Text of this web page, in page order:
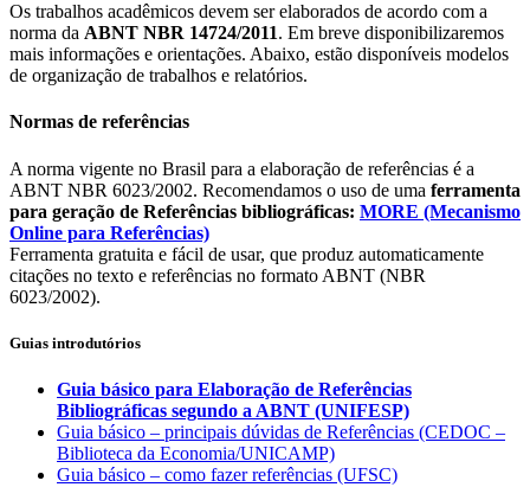
Os trabalhos acadêmicos devem ser elaborados de acordo com a
norma da ABNT NBR 14724/2011. Em breve disponibilizaremos
mais informações e orientações. Abaixo, estão disponíveis modelos
de organização de trabalhos e relatórios.
Normas de referências
A norma vigente no Brasil para a elaboração de referências é a
ABNT NBR 6023/2002. Recomendamos o uso de uma ferramenta
para geração de Referências bibliográficas: MORE (Mecanismo
Online para Referências)
Ferramenta gratuita e fácil de usar, que produz automaticamente
citações no texto e referências no formato ABNT (NBR
6023/2002).
Guias introdutórios
Guia básico para Elaboração de Referências
Bibliográficas segundo a ABNT (UNIFESP)
Guia básico – principais dúvidas de Referências (CEDOC –
Biblioteca da Economia/UNICAMP)
Guia básico – como fazer referências (UFSC)